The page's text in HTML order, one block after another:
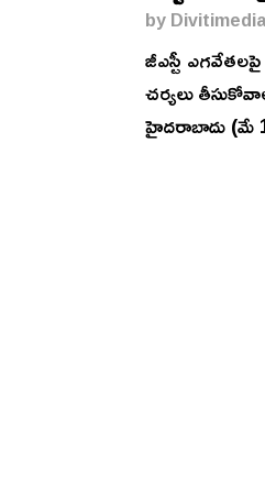
byDivitimedia
జీఎస్టీ
చర్యలు
హైదరాబాదు (మే